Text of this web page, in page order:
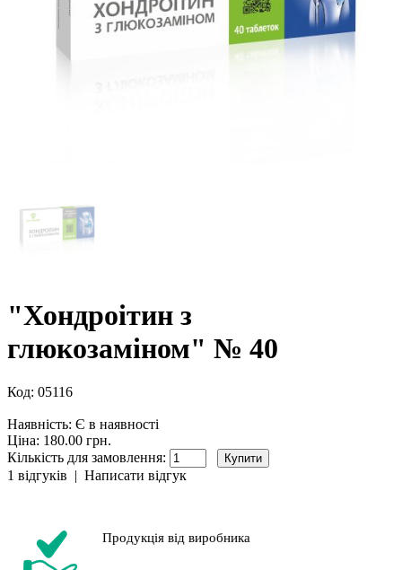
"Хондроітин з
глюкозаміном" № 40
Код: 05116
Наявність: Є в наявності
Ціна: 180.00 грн.
Кількість для замовлення:
1 відгуків | Написати відгук
Продукція від виробника